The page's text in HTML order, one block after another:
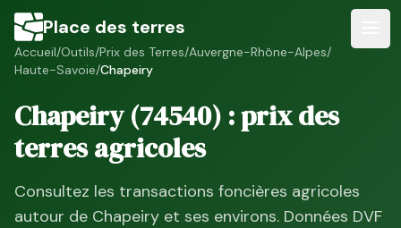
Place des terres
Accueil/Outils/Prix des Terres/Auvergne-Rhône-Alpes/
Haute-Savoie/Chapeiry
Chapeiry(74540) : prix des
terres agricoles
Consultez les transactions foncières agricoles
autour de Chapeiry et ses environs. Données DVF